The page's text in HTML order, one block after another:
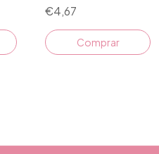
€4,67
Comprar